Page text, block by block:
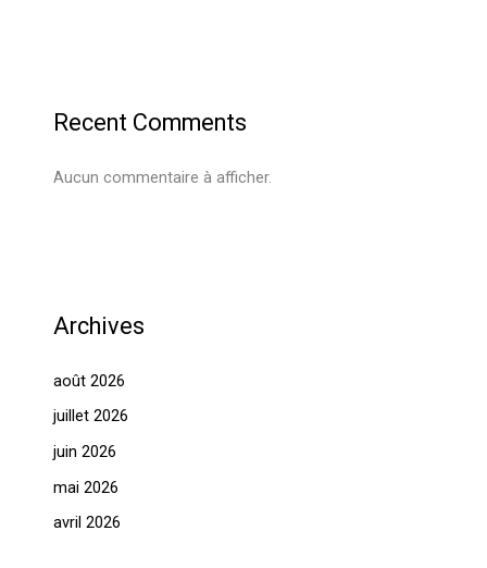
Recent Comments
Aucun commentaire à afficher.
Archives
août 2026
juillet 2026
juin 2026
mai 2026
avril 2026